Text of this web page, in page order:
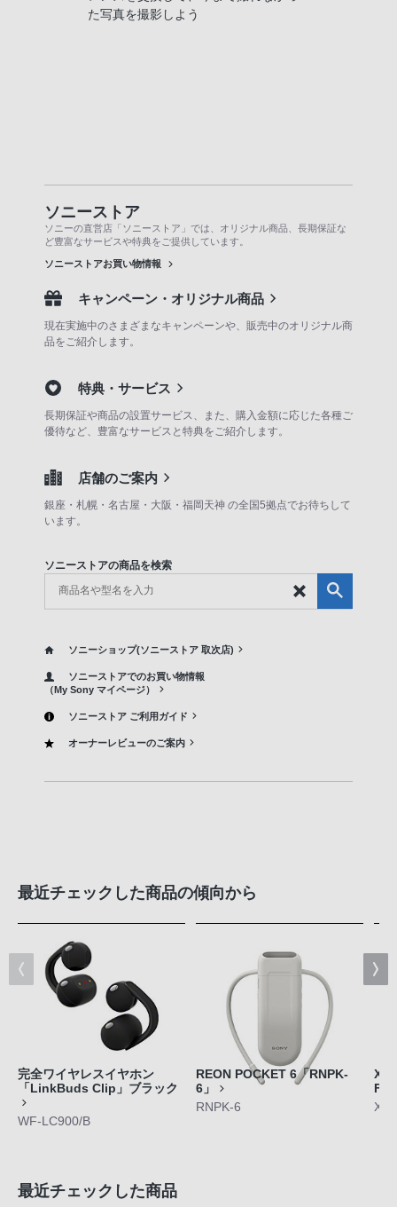
た写真を撮影しよう
ソニーストア
ソニーの直営店「ソニーストア」では、オリジナル商品、長期保証な
ど豊富なサービスや特典をご提供しています。
ソニーストアお買い物情報
キャンペーン・オリジナル商品
現在実施中のさまざまなキャンペーンや、販売中のオリジナル商
品をご紹介します。
特典・サービス
長期保証や商品の設置サービス、また、購入金額に応じた各種ご
優待など、豊富なサービスと特典をご紹介します。
店舗のご案内
銀座・札幌・名古屋・大阪・福岡天神 の全国5拠点でお待ちして
います。
ソニーストアの商品を検索
ソニーショップ(ソニーストア 取次店)
ソニーストアでのお買い物情報
（My Sony マイページ）
ソニーストア ご利用ガイド
オーナーレビューのご案内
最近チェックした商品の傾向から
完全ワイヤレスイヤホン
「LinkBuds Clip」ブラック
WF-LC900/B
REON POCKET 6「RNPK-
6」
RNPK-6
最近チェックした商品